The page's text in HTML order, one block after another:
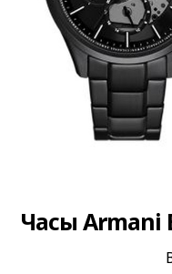
Часы Armani